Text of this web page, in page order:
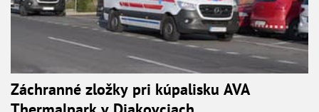
Záchranné zložky pri kúpalisku AVA